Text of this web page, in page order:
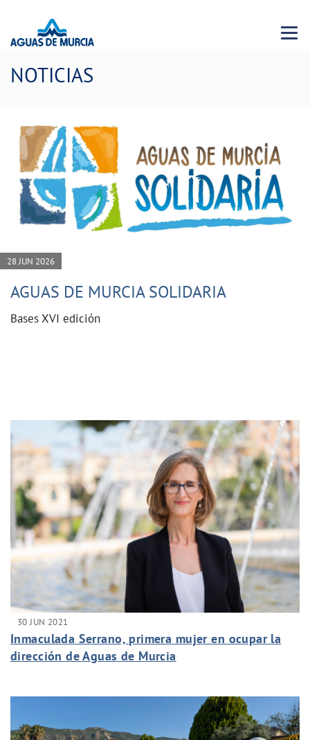
Menu
NOTICIAS
28 JUN 2026
AGUAS DE MURCIA SOLIDARIA
Bases XVI edición
30 JUN 2021
Inmaculada Serrano, primera mujer en ocupar la
dirección de Aguas de Murcia